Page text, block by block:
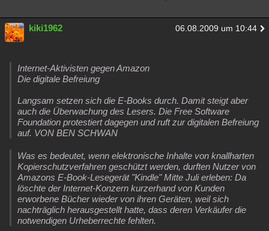
kiki1962 06.08.2009 um 10:44
Internet-Aktivisten gegen Amazon
Die digitale Befreiung
Langsam setzen sich die E-Books durch. Damit steigt aber
auch die Überwachung des Lesers. Die Free Software
Foundation protestiert dagegen und ruft zur digitalen Befreiung
auf. VON BEN SCHWAN
Was es bedeutet, wenn elektronische Inhalte von knallharten
Kopierschutzverfahren geschützt werden, durften Nutzer von
Amazons E-Book-Lesegerät "Kindle" Mitte Juli erleben: Da
löschte der Internet-Konzern kurzerhand von Kunden
erworbene Bücher wieder von ihren Geräten, weil sich
nachträglich herausgestellt hatte, dass deren Verkäufer die
notwendigen Urheberrechte fehlten.